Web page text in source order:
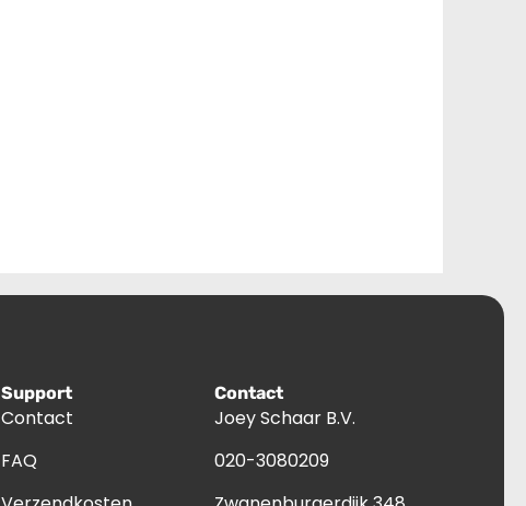
Support
Contact
FAQ
Contact
Joey Schaar B.V.
020-3080209